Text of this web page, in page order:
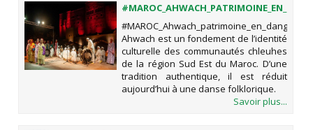
#MAROC_Ahwach_patrimoine_en_danger
Ahwach est un fondement de l’identité
culturelle des communautés chleuhes
de la région Sud Est du Maroc. D’une
tradition authentique, il est réduit
aujourd’hui à une danse folklorique.
Savoir plus...